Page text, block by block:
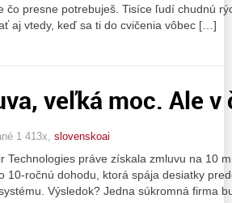
čo presne potrebuješ. Tisíce ľudí chudnú
aj vtedy, keď sa ti do cvičenia vôbec […]
veľká moc. Ale v
1 413x, slovenskoai
Technologies práve získala zmluvu na 10
10-ročnú dohodu, ktorá spája desiatky
Výsledok? Jedna súkromná firma